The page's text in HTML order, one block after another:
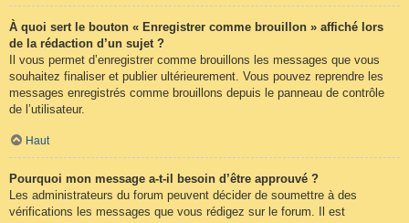
À quoi sert le bouton « Enregistrer comme brouillon » affiché lors
de la rédaction d’un sujet ?
Il vous permet d’enregistrer comme brouillons les messages que vous
souhaitez finaliser et publier ultérieurement. Vous pouvez reprendre les
messages enregistrés comme brouillons depuis le panneau de contrôle
de l’utilisateur.
Haut
Pourquoi mon message a-t-il besoin d’être approuvé ?
Les administrateurs du forum peuvent décider de soumettre à des
vérifications les messages que vous rédigez sur le forum. Il est